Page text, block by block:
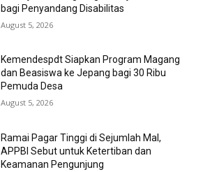
bagi Penyandang Disabilitas
August 5, 2026
Kemendespdt Siapkan Program Magang
dan Beasiswa ke Jepang bagi 30 Ribu
Pemuda Desa
August 5, 2026
Ramai Pagar Tinggi di Sejumlah Mal,
APPBI Sebut untuk Ketertiban dan
Keamanan Pengunjung